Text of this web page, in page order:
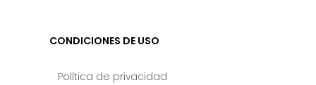
CONDICIONES DE USO
Política de privacidad